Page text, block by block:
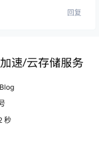
回复
秒